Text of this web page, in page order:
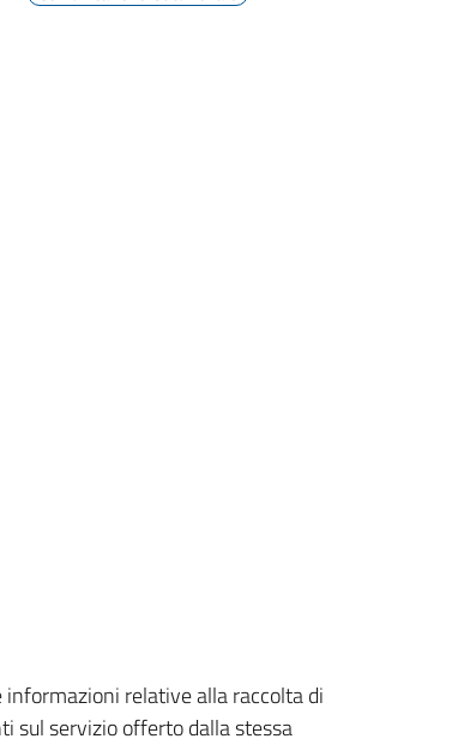
relative alla raccolta di
sul servizio offerto dalla stessa